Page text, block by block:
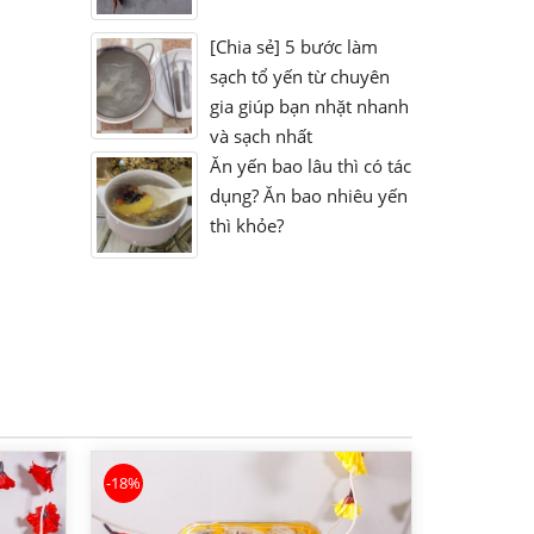
[Chia sẻ] 5 bước làm
sạch tổ yến từ chuyên
gia giúp bạn nhặt nhanh
và sạch nhất
Ăn yến bao lâu thì có tác
dụng? Ăn bao nhiêu yến
thì khỏe?
-18%